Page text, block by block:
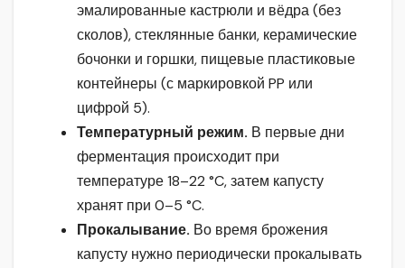
эмалированные кастрюли и вёдра (без
сколов), стеклянные банки, керамические
бочонки и горшки, пищевые пластиковые
контейнеры (с маркировкой PP или
цифрой 5).
Температурный режим. В первые дни
ферментация происходит при
температуре 18–22 °C, затем капусту
хранят при 0–5 °C.
Прокалывание. Во время брожения
капусту нужно периодически прокалывать